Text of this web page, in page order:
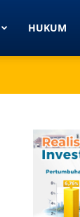
HUKUM